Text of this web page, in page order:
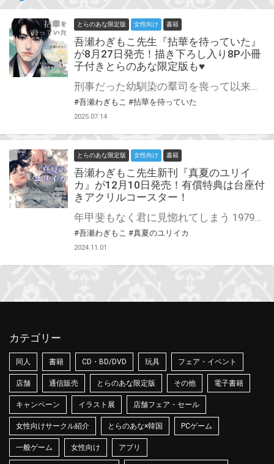
とらのあな限定版 女性向け 書籍
吾瀬わぎもこ先生『拈華を待っていた』
が8月27日発売！描き下ろし入り8P小冊
子付きとらのあな限定版も♥
刑事だった幼馴染の羣司を喪って以来、泣けなくなった僧侶の唯真。 羣司の後輩・田鍋の前向きな性格が忌まわしくて仕方がなくて！？ 吾瀬わぎもこ先生新刊『拈華を待っていた』が8月27日に発売！ とらのあなでは刊行を記念して描き下ろし入り8P小冊子付きとらのあな限定版を発売致します！ 池袋店・通販にて予約開始！とらのあな限定版は数量限定生産となりますので、お早めにご予約下さい！
#吾瀬わぎもこ #拈華を待っていた
2025.07.14
とらのあな限定版 女性向け 書籍
吾瀬わぎもこ先生新刊『真夏のユリイ
カ』が12月10日発売！有償特典は台座付
きアクリルコースター！
年甲斐もなく君に見惚れてしまう 1979年初夏、理学部助教授の鵜飼は、ゼミ室を偶然訪れていた文学部院生の土岐と出会う。 土岐の静かで凛とした雰囲気に一目惚れしてしまった鵜飼。 しかし学生時代に密かに想いを寄せていた友人・天方を喪って以来、ゲイの自分をひた隠しにしてきた鵜飼は、必死に恋心を押し殺そうとする。 そんなある日、鵜飼は学内で男子学生からのつきまとい行為に困っていたところを土岐に助けられる。 お礼の食事をきっかけに仲を深めるふたりだったが、実は土岐がかつて自分を慕ってくれていた少年だったとわかり──…。 吾瀬わぎもこ先生『真夏のユリイカ』が12月10日に発売！ とらのあなでは刊行を記念して台座付きアクリルコースター付きとらのあな限定版を発売致します！ 池袋店・通販にて予約開始！とらのあな限定版は数量限定生産となりますので、お早めにご予約下さい！
#吾瀬わぎもこ #真夏のユリイカ
2024.11.01
カテゴリー
同人 書籍 CD・BD/DVD 玩具 フェア・イベント
店舗 通信販売 とらのあな限定版 その他 電子書籍
キャンペーン イラスト展 店舗フェア・セール
女性向けサークル紹介 とらのあな×韓国 PCゲーム
一般ゲーム 女性向け アプリ